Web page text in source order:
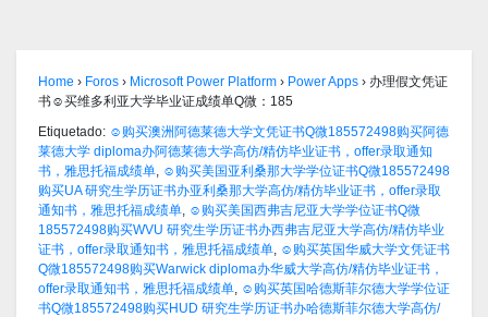
Home › Foros › Microsoft Power Platform › Power Apps › 办理假文凭证
书☺买维多利亚大学毕业证成绩单Q微：185
Etiquetado: ☺购买澳洲阿德莱德大学文凭证书Q微185572498购买阿德
莱德大学 diploma办阿德莱德大学高仿/精仿毕业证书，offer录取通知
书，雅思托福成绩单 ☺购买美国亚利桑那大学学位证书Q微185572498
购买UA 研究生学历证书办亚利桑那大学高仿/精仿毕业证书，offer录取
通知书，雅思托福成绩单 ☺购买美国西弗吉尼亚大学学位证书Q微
185572498购买WVU 研究生学历证书办西弗吉尼亚大学高仿/精仿毕业
证书，offer录取通知书，雅思托福成绩单 ☺购买英国华威大学文凭证书
Q微185572498购买Warwick diploma办华威大学高仿/精仿毕业证书，
offer录取通知书，雅思托福成绩单 ☺购买英国哈德斯菲尔德大学学位证
书Q微185572498购买HUD 研究生学历证书办哈德斯菲尔德大学高仿/